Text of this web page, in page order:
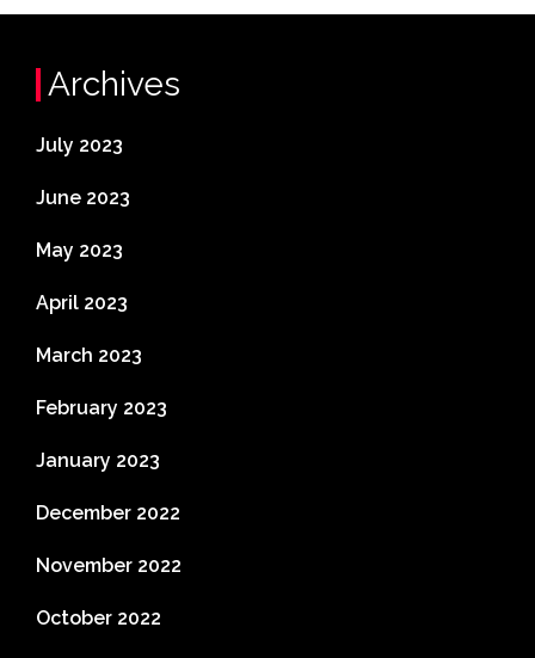
Archives
July 2023
June 2023
May 2023
April 2023
March 2023
February 2023
January 2023
December 2022
November 2022
October 2022